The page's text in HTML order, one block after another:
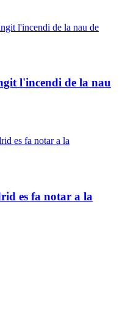
l'incendi de la nau
es fa notar a la